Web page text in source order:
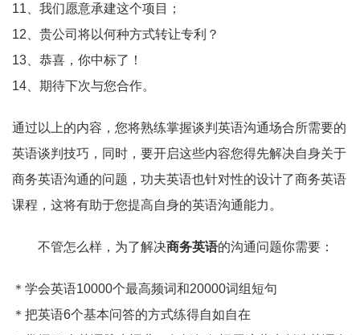
11、我们愿意承建这个项目；
12、贵公司将以何种方式转让专利？
13、恭喜，你中标了！
14、期待下次与您合作。
通过以上的内容，您将熟练掌握谈判英语沟通场合所需要的
英语谈判技巧，同时，要开启这些内容您得先解决自身关于
商务英语沟通的问题，功夫英语也针对性的设计了商务英语
课程，这将有助于您提高自身的英语沟通能力。
不管怎么样，为了解决商务英语的沟通问题你需要：
＊学会英语10000个最高频词和20000词组短句
＊把英语6个基本问答的方式练得自如自在